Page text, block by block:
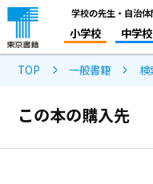
学校の先生・自治
小学校 中学校
TOP 一般書籍
この本の購入先